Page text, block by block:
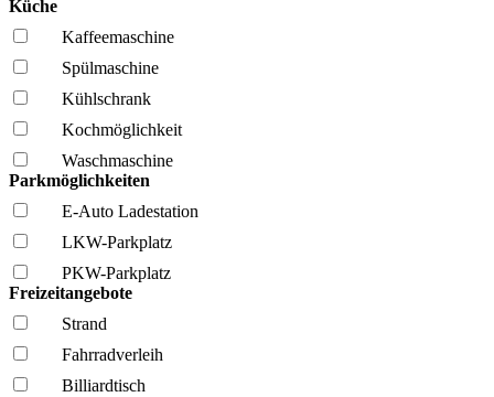
Küche
Kaffee­maschine
Spül­maschine
Kühl­schrank
Kochmöglich­keit
Wasch­maschine
Parkmöglichkeiten
E-Auto Ladestation
LKW-Parkplatz
PKW-Parkplatz
Freizeitangebote
Strand
Fahrrad­verleih
Billiardtisch